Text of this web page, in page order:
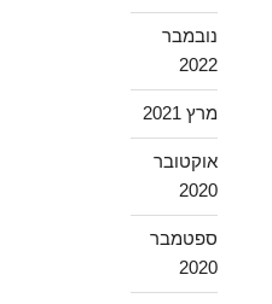
נובמבר
2022
מרץ 2021
אוקטובר
2020
ספטמבר
2020